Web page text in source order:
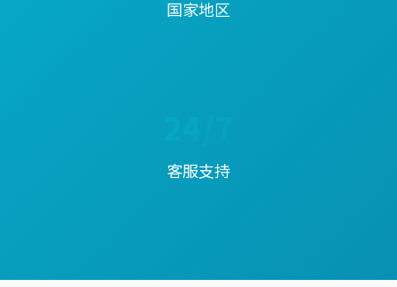
国家地区
客服支持